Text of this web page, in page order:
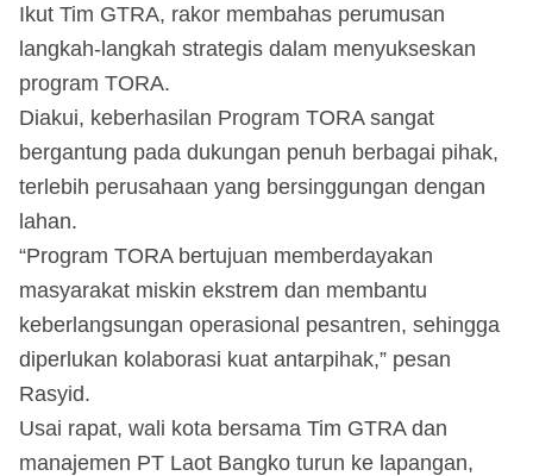
Ikut Tim GTRA, rakor membahas perumusan
langkah-langkah strategis dalam menyukseskan
program TORA.
Diakui, keberhasilan Program TORA sangat
bergantung pada dukungan penuh berbagai pihak,
terlebih perusahaan yang bersinggungan dengan
lahan.
“Program TORA bertujuan memberdayakan
masyarakat miskin ekstrem dan membantu
keberlangsungan operasional pesantren, sehingga
diperlukan kolaborasi kuat antarpihak,” pesan
Rasyid.
Usai rapat, wali kota bersama Tim GTRA dan
manajemen PT Laot Bangko turun ke lapangan,